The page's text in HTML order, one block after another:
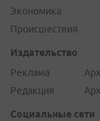
Экономика
Происшествия
Издательство
Реклама
Редакция
Социальные сети